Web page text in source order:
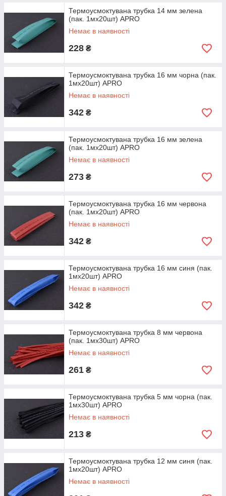
Термоусмоктувана трубка 14 мм зелена
(пак. 1мx20шт) APRO
Немає в наявності
228 ₴
Термоусмоктувана трубка 16 мм чорна (пак.
1мx20шт) APRO
Немає в наявності
342 ₴
Термоусмоктувана трубка 16 мм зелена
(пак. 1мx20шт) APRO
Немає в наявності
273 ₴
Термоусмоктувана трубка 16 мм червона
(пак. 1мx20шт) APRO
Немає в наявності
342 ₴
Термоусмоктувана трубка 16 мм синя (пак.
1мx20шт) APRO
Немає в наявності
342 ₴
Термоусмоктувана трубка 8 мм червона
(пак. 1мx30шт) APRO
Немає в наявності
261 ₴
Термоусмоктувана трубка 5 мм чорна (пак.
1мx30шт) APRO
Немає в наявності
213 ₴
Термоусмоктувана трубка 12 мм синя (пак.
1мx20шт) APRO
Немає в наявності